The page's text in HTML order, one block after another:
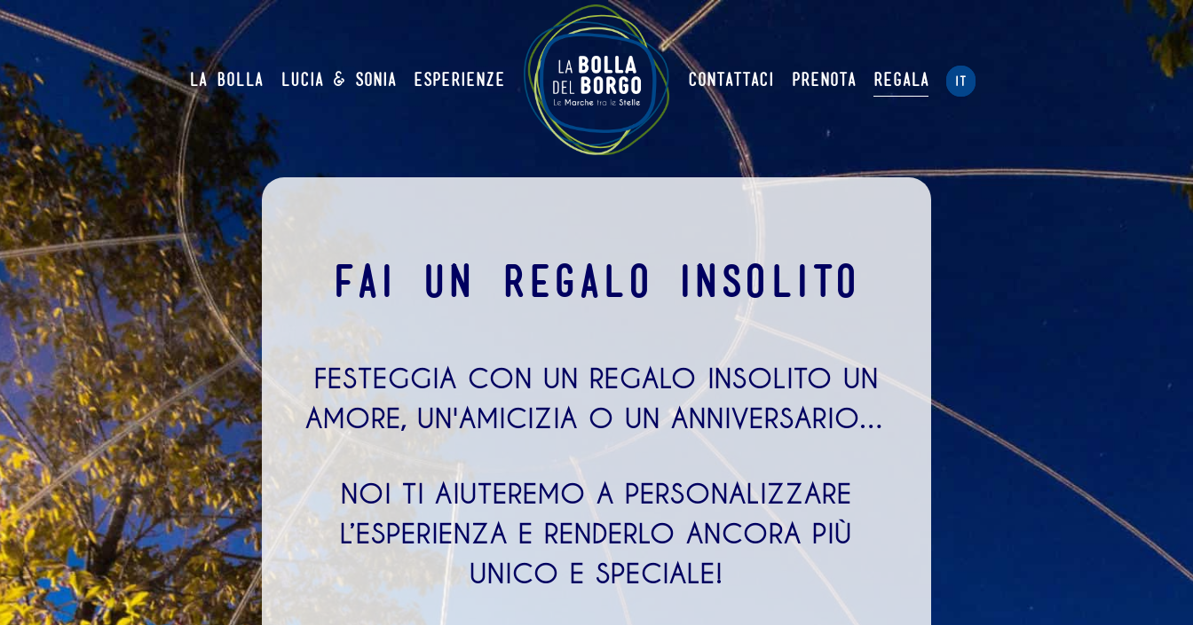
LA BOLLA LUCIA & SONIA ESPERIENZE CONTATTACI PRENOTA REGALA IT
FAI UN REGALO INSOLITO
FESTEGGIA CON UN REGALO INSOLITO UN
AMORE, UN'AMICIZIA O UN ANNIVERSARIO…
NOI TI AIUTEREMO A PERSONALIZZARE
L’ESPERIENZA E RENDERLO ANCORA PIÙ
UNICO E SPECIALE!